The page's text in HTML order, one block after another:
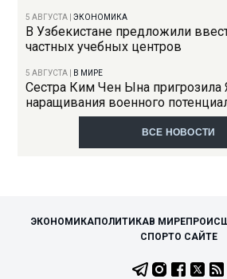
5 АВГУСТА |ЭКОНОМИКА
В Узбекистане предложили
частных учебных центров
5 АВГУСТА В МИРЕ
Сестра Ким Чен Ына пригрозила
наращивания военного
ВСЕ НОВОСТИ
ЭКОНОМИКАПОЛИТИКАВ МИРЕ
СПОРТО САЙТЕ